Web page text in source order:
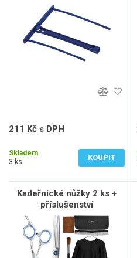
211 Kč s DPH
Skladem
3 ks
KOUPIT
Kadeřnické nůžky 2 ks +
příslušenství